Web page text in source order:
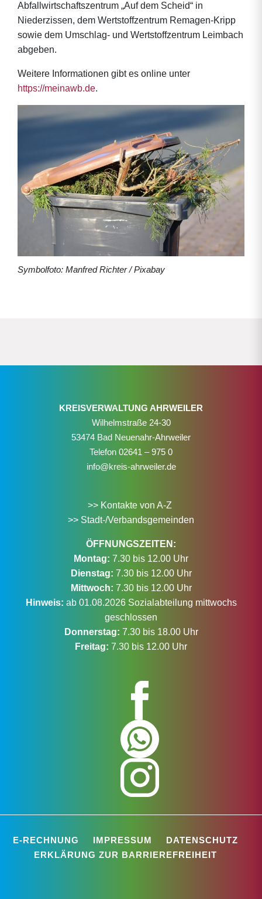
Abfallwirtschaftszentrum „Auf dem Scheid“ in
Niederzissen, dem Wertstoffzentrum Remagen-Kripp
sowie dem Umschlag- und Wertstoffzentrum Leimbach
abgeben.
Weitere Informationen gibt es online unter
https://meinawb.de.
Symbolfoto: Manfred Richter / Pixabay
KREISVERWALTUNG AHRWEILER
Wilhelmstraße 24-30
53474 Bad Neuenahr-Ahrweiler
Telefon 02641 – 975 0
info@kreis-ahrweiler.de
>> Kontakte von A-Z
>> Stadt-/Verbandsgemeinden
ÖFFNUNGSZEITEN:
Montag: 7.30 bis 12.00 Uhr
Dienstag: 7.30 bis 12.00 Uhr
Mittwoch: 7.30 bis 12.00 Uhr
Hinweis: ab 01.08.2026 Sozialabteilung mittwochs
geschlossen
Donnerstag: 7.30 bis 18.00 Uhr
Freitag: 7.30 bis 12.00 Uhr
E-RECHNUNG IMPRESSUM
DATENSCHUTZ
ERKLÄRUNG ZUR BARRIEREFREIHEIT